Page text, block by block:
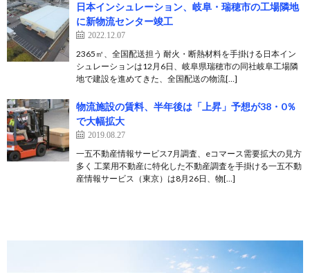
日本インシュレーション、岐阜・瑞穂市の工場隣地
に新物流センター竣工
2022.12.07
2365㎡、全国配送担う 耐火・断熱材料を手掛ける日本イン
シュレーションは12月6日、岐阜県瑞穂市の同社岐阜工場隣
地で建設を進めてきた、全国配送の物流[…]
物流施設の賃料、半年後は「上昇」予想が38・0％
で大幅拡大
2019.08.27
一五不動産情報サービス7月調査、eコマース需要拡大の見方
多く 工業用不動産に特化した不動産調査を手掛ける一五不動
産情報サービス（東京）は8月26日、物[…]